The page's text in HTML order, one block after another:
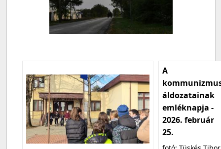
A
áldozatainak
emléknapja -
2026. február
25.